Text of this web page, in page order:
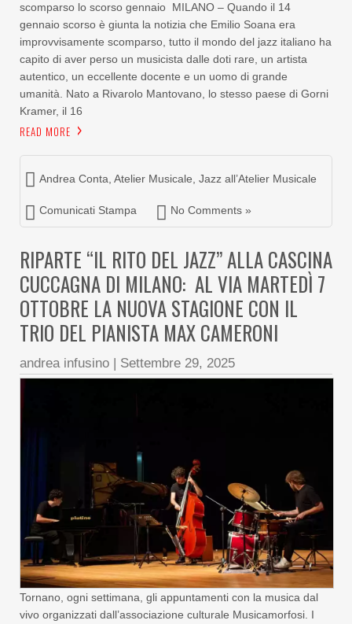
scomparso lo scorso gennaio MILANO – Quando il 14
gennaio scorso è giunta la notizia che Emilio Soana era
improvvisamente scomparso, tutto il mondo del jazz italiano ha
capito di aver perso un musicista dalle doti rare, un artista
autentico, un eccellente docente e un uomo di grande
umanità. Nato a Rivarolo Mantovano, lo stesso paese di Gorni
Kramer, il 16
READ MORE
Andrea Conta, Atelier Musicale, Jazz all’Atelier Musicale
Comunicati Stampa No Comments »
RIPARTE “IL RITO DEL JAZZ” ALLA CASCINA
CUCCAGNA DI MILANO: AL VIA MARTEDÌ 7
OTTOBRE LA NUOVA STAGIONE CON IL
TRIO DEL PIANISTA MAX CAMERONI
andrea infusino Settembre 29, 2025
Tornano, ogni settimana, gli appuntamenti con la musica dal
vivo organizzati dall’associazione culturale Musicamorfosi. I